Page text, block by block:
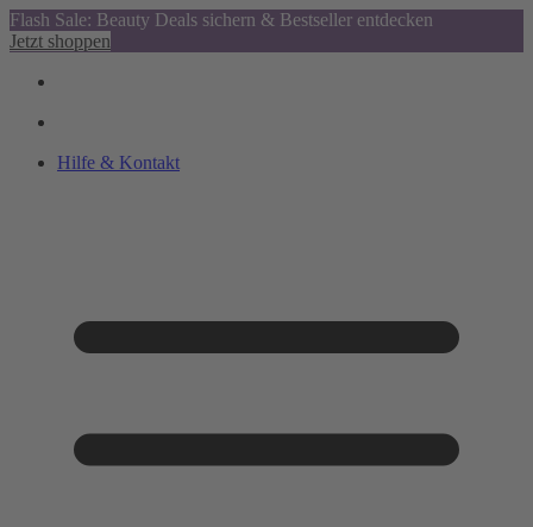
Flash Sale: Beauty Deals sichern & Bestseller entdecken
Jetzt shoppen
Hilfe & Kontakt